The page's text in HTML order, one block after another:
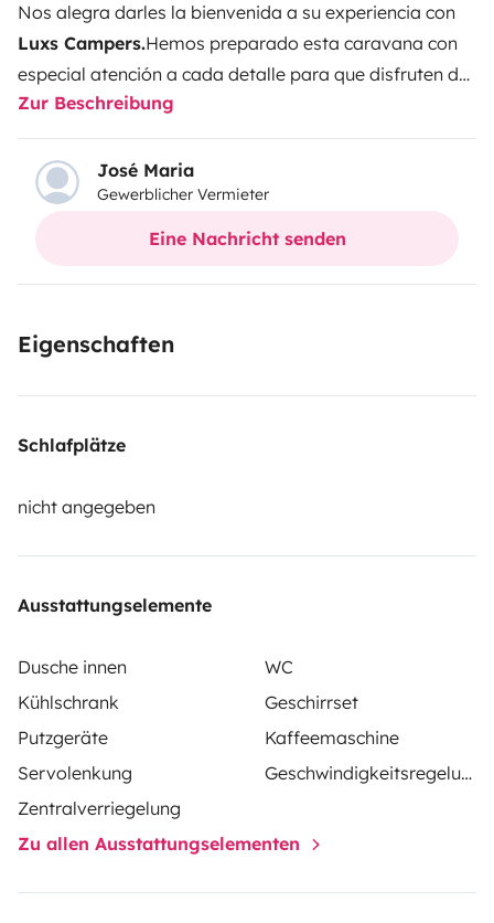
Nos alegra darles la bienvenida a su experiencia con
Luxs Campers.Hemos preparado esta caravana con
especial atención a cada detalle para que disfruten de
un viaje cómodo, seguro y lleno de buenos momentos.
Queremos que se sientan como en casa, con el
privilegio de despertar cada día en un lugar
diferente. Disfruten de la libertad del camino, de los
paisajes, de las pequeñas pausas y de cada instante
es el destino... es la forma de viajar.Si necesitan
encantados de ayudarle.
Zur Beschreibung
José Maria
Gewerblicher Vermieter
Eine Nachricht senden
Eigenschaften
Schlafplätze
nicht angegeben
Ausstattungselemente
Dusche innen
WC
Kühlschrank
Geschirrset
Putzgeräte
Kaffeemaschine
Servolenkung
Geschwindigkeitsregelung
Zentralverriegelung
Zu allen Ausstattungselementen